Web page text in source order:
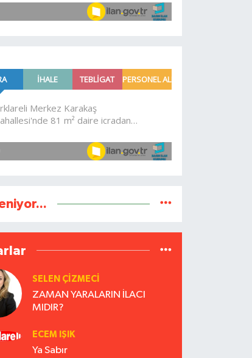
SELEN ÇİZMECİ
ZAMAN YARALARIN İLACI
MIDIR?
ECEM IŞIK
Ya Sabır